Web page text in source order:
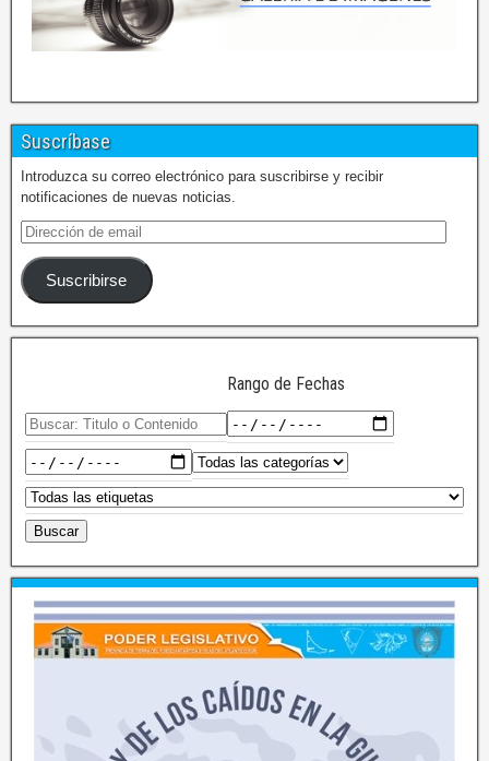
Suscríbase
Introduzca su correo electrónico para suscribirse y recibir
notificaciones de nuevas noticias.
Suscribirse
Rango de Fechas